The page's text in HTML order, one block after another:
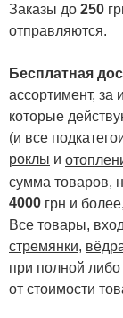
Заказы до 250
отправляются.
Бесплатная
ассортимент, за
которые
(и все
роклы и
сумма товаров,
4000 грн и
Все товары,
стремянки,
при полной
от стоимости